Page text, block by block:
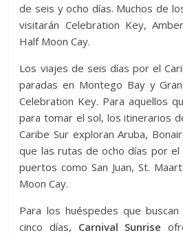
de seis y ocho días. Muchos de
visitarán Celebration Key,
Half Moon Cay.
Los viajes de seis días por el
paradas en Montego Bay y
Celebration Key. Para aquellos
para tomar el sol, los itinerarios
Caribe Sur exploran Aruba,
que las rutas de ocho días por el
puertos como San Juan, St.
Moon Cay.
Para los huéspedes que
cinco días, Carnival Sunrise